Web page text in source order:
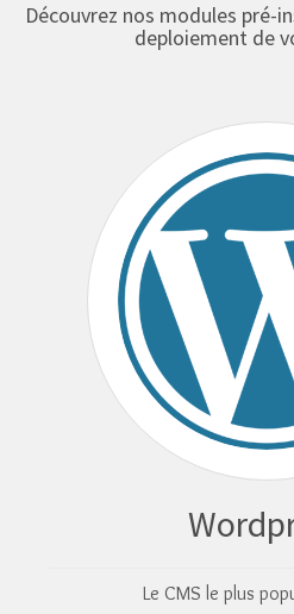
Découvrez nos modules
deploiement de
Le CMS le plus